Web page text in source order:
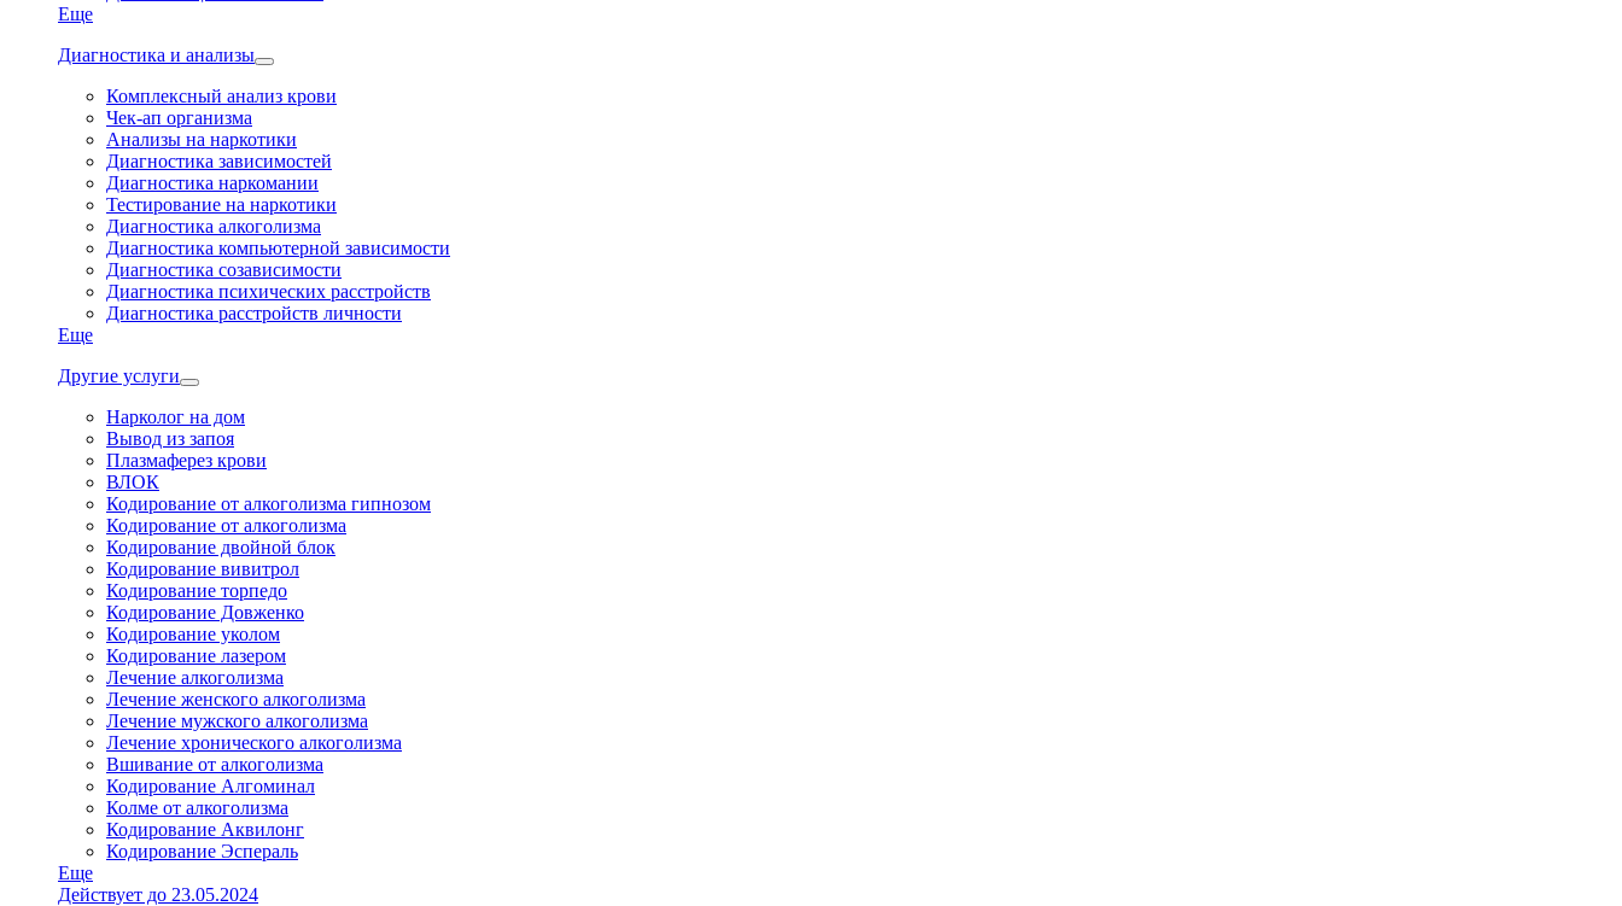
Еще
Диагностика и анализы
Комплексный анализ крови
Чек-ап организма
Анализы на наркотики
Диагностика зависимостей
Диагностика наркомании
Тестирование на наркотики
Диагностика алкоголизма
Диагностика компьютерной зависимости
Диагностика созависимости
Диагностика психических расстройств
Диагностика расстройств личности
Еще
Другие услуги
Нарколог на дом
Вывод из запоя
Плазмаферез крови
ВЛОК
Кодирование от алкоголизма гипнозом
Кодирование от алкоголизма
Кодирование двойной блок
Кодирование вивитрол
Кодирование торпедо
Кодирование Довженко
Кодирование уколом
Кодирование лазером
Лечение алкоголизма
Лечение женского алкоголизма
Лечение мужского алкоголизма
Лечение хронического алкоголизма
Вшивание от алкоголизма
Кодирование Алгоминал
Колме от алкоголизма
Кодирование Аквилонг
Кодирование Эспераль
Еще
Действует до 23.05.2024